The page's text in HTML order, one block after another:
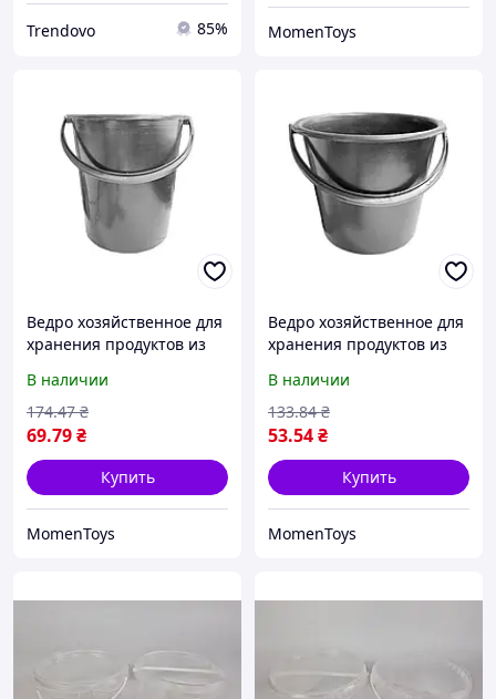
Trendovo 85% MomenToys
Ведро хозяйственное для
хранения продуктов из
черное с герметичной
конструкцией корпуса
В наличии
69.79₴
174.47 ₴
Купить
MomenToys
Ведро хозяйственное для
хранения продуктов из
черное с герметичной
крышкой и ручкой
В наличии
53.54₴
133.84 ₴
Купить
MomenToys